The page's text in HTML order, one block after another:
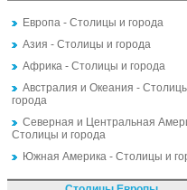
Европа - Столицы и города
Азия - Столицы и города
Африка - Столицы и города
Австралия и Океания -
города
Северная и Центральная
Столицы и города
Южная Америка - Столицы и